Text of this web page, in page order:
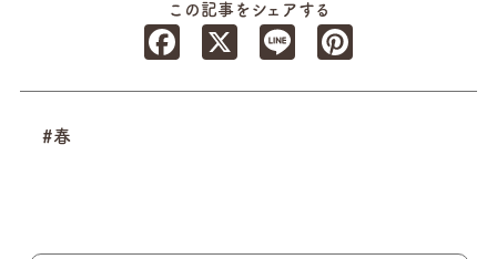
この記事をシェアする
Facebook
Line
#春